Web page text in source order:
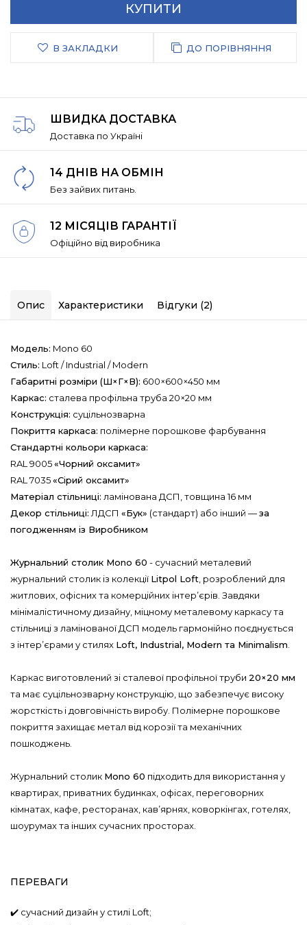
КУПИТИ
В ЗАКЛАДКИ ДО ПОРІВНЯННЯ
ШВИДКА ДОСТАВКА
Доставка по Україні
14 ДНІВ НА ОБМІН
Без зайвих питань.
12 МІСЯЦІВ ГАРАНТІЇ
Офіційно від виробника
Опис Характеристики Відгуки (2)
Модель: Mono 60
Стиль: Loft / Industrial / Modern
Габаритні розміри (Ш×Г×В): 600×600×450 мм
Каркас: сталева профільна труба 20×20 мм
Конструкція: суцільнозварна
Покриття каркаса: полімерне порошкове фарбування
Стандартні кольори каркаса:
RAL 9005«Чорний оксамит»
RAL 7035«Сірий оксамит»
Матеріал стільниці: ламінована ДСП, товщина 16 мм
Декор стільниці:ЛДСП «Бук» (стандарт) або інший —за
погодженням із Виробником
Журнальний столик Mono 60 - сучасний металевий
журнальний столик із колекції Litpol Loft, розроблений для
житлових, офісних та комерційних інтер’єрів. Завдяки
мінімалістичному дизайну, міцному металевому каркасу та
стільниці з ламінованої ДСП модель гармонійно поєднується
з інтер’єрами у стилях Loft, Industrial, Modern та Minimalism.
Каркас виготовлений зі сталевої профільної труби 20×20 мм
та має суцільнозварну конструкцію, що забезпечує високу
жорсткість і довговічність виробу. Полімерне порошкове
покриття захищає метал від корозії та механічних
пошкоджень.
Журнальний столик Mono 60 підходить для використання у
квартирах, приватних будинках, офісах, переговорних
кімнатах, кафе, ресторанах, кав’ярнях, коворкінгах, готелях,
шоурумах та інших сучасних просторах.
ПЕРЕВАГИ
✔️ сучасний дизайн у стилі Loft;